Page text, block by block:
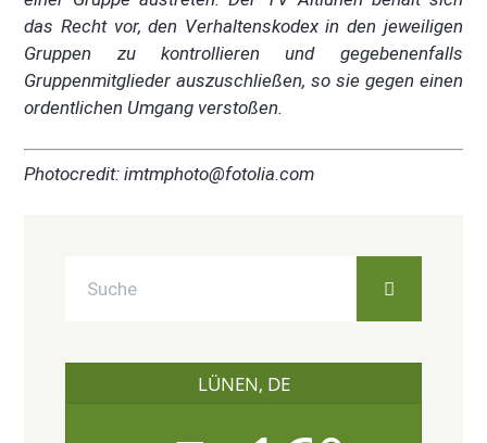
das Recht vor, den Verhaltenskodex in den jeweiligen
Gruppen zu kontrollieren und gegebenenfalls
Gruppenmitglieder auszuschließen, so sie gegen einen
ordentlichen Umgang verstoßen.
Photocredit: imtmphoto@fotolia.com
LÜNEN, DE